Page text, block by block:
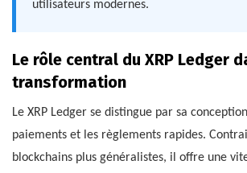
utilisateurs modernes.
Le rôle central du XRP Ledger
transformation
Le XRP Ledger se distingue par sa
paiements et les règlements rapides.
blockchains plus généralistes, il offre une